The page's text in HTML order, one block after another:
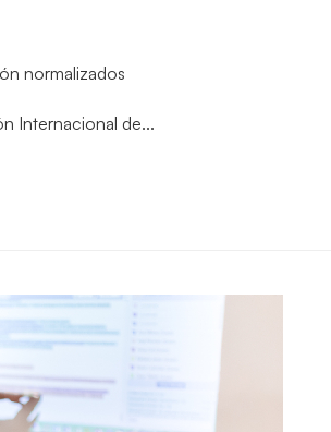
normalizados
Internacional de...